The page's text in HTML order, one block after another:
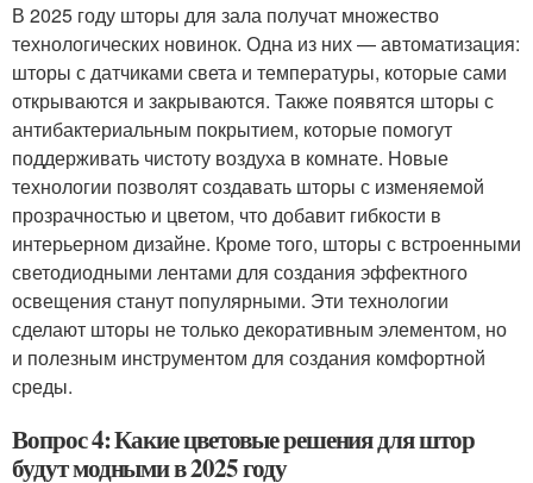
В 2025 году шторы для зала получат множество
технологических новинок. Одна из них — автоматизация:
шторы с датчиками света и температуры, которые сами
открываются и закрываются. Также появятся шторы с
антибактериальным покрытием, которые помогут
поддерживать чистоту воздуха в комнате. Новые
технологии позволят создавать шторы с изменяемой
прозрачностью и цветом, что добавит гибкости в
интерьерном дизайне. Кроме того, шторы с встроенными
светодиодными лентами для создания эффектного
освещения станут популярными. Эти технологии
сделают шторы не только декоративным элементом, но
и полезным инструментом для создания комфортной
среды.
Вопрос 4: Какие цветовые решения для штор
будут модными в 2025 году